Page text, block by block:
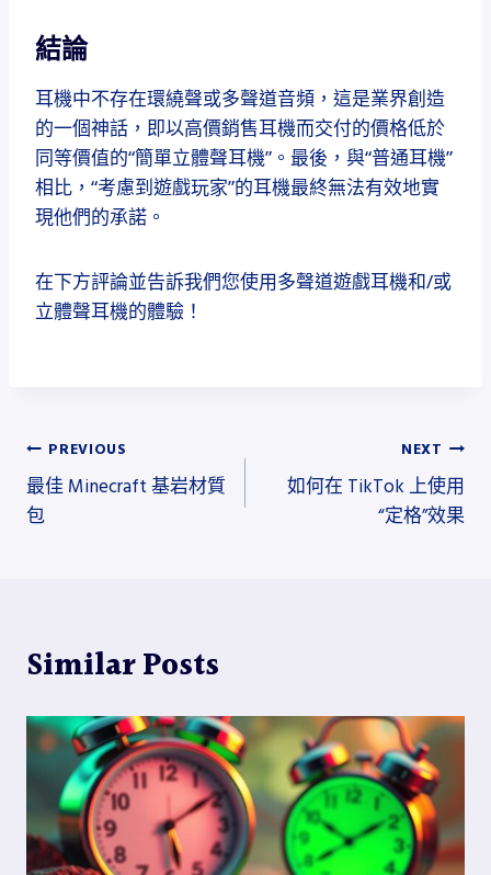
結論
耳機中不存在環繞聲或多聲道音頻，這是業界創造
的一個神話，即以高價銷售耳機而交付的價格低於
同等價值的“簡單立體聲耳機”。 最後，與“普通耳機”
相比，“考慮到遊戲玩家”的耳機最終無法有效地實
現他們的承諾。
在下方評論並告訴我們您使用多聲道遊戲耳機和/或
立體聲耳機的體驗！
文
章
PREVIOUS
最佳 Minecraft 基岩材質
包
NEXT
如何在 TikTok 上使用
“定格”效果
Similar Posts